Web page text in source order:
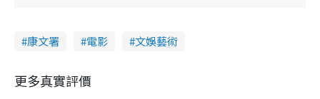
康文署 電影 文娛藝術
更多真實評價